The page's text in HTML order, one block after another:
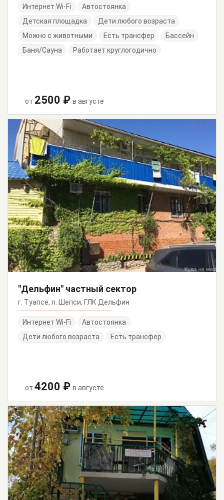
Интернет Wi-Fi
Автостоянка
Детская площадка
Дети любого возраста
Можно с животными
Есть трансфер
Бассейн
Баня/Сауна
Работает круглогодично
от 2500 ₽ в августе
"Дельфин" частный сектор
г. Туапсе, п. Шепси, ГЛК Дельфин
Интернет Wi-Fi
Автостоянка
Дети любого возраста
Есть трансфер
от 4200 ₽ в августе